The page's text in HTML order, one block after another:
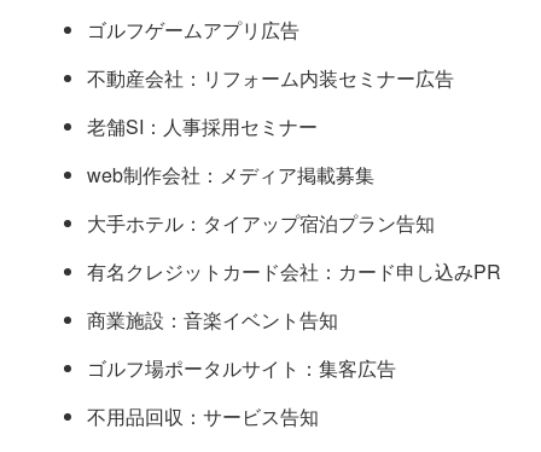
ゴルフゲームアプリ広告
不動産会社：リフォーム内装セミナー広告
老舗SI：人事採用セミナー
web制作会社：メディア掲載募集
大手ホテル：タイアップ宿泊プラン告知
有名クレジットカード会社：カード申し込みPR
商業施設：音楽イベント告知
ゴルフ場ポータルサイト：集客広告
不用品回収：サービス告知